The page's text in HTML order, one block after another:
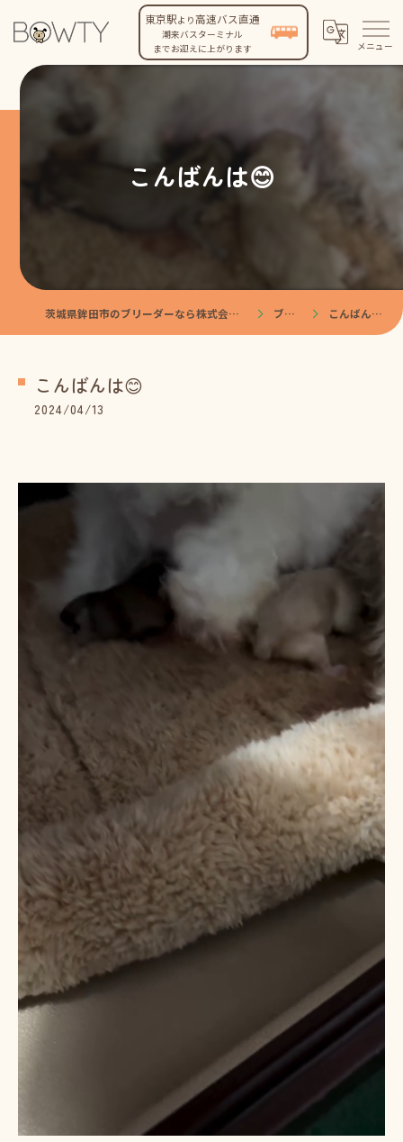
東京駅より高速バス直通
潮来バスターミナル
までお迎えに上がります
こんばんは😊
茨城県鉾田市のブリーダーなら株式会社BOWTY ブログ こんばんは😊
こんばんは😊
2024/04/13